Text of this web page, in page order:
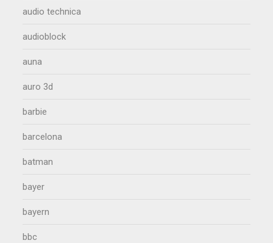
audio technica
audioblock
auna
auro 3d
barbie
barcelona
batman
bayer
bayern
bbc